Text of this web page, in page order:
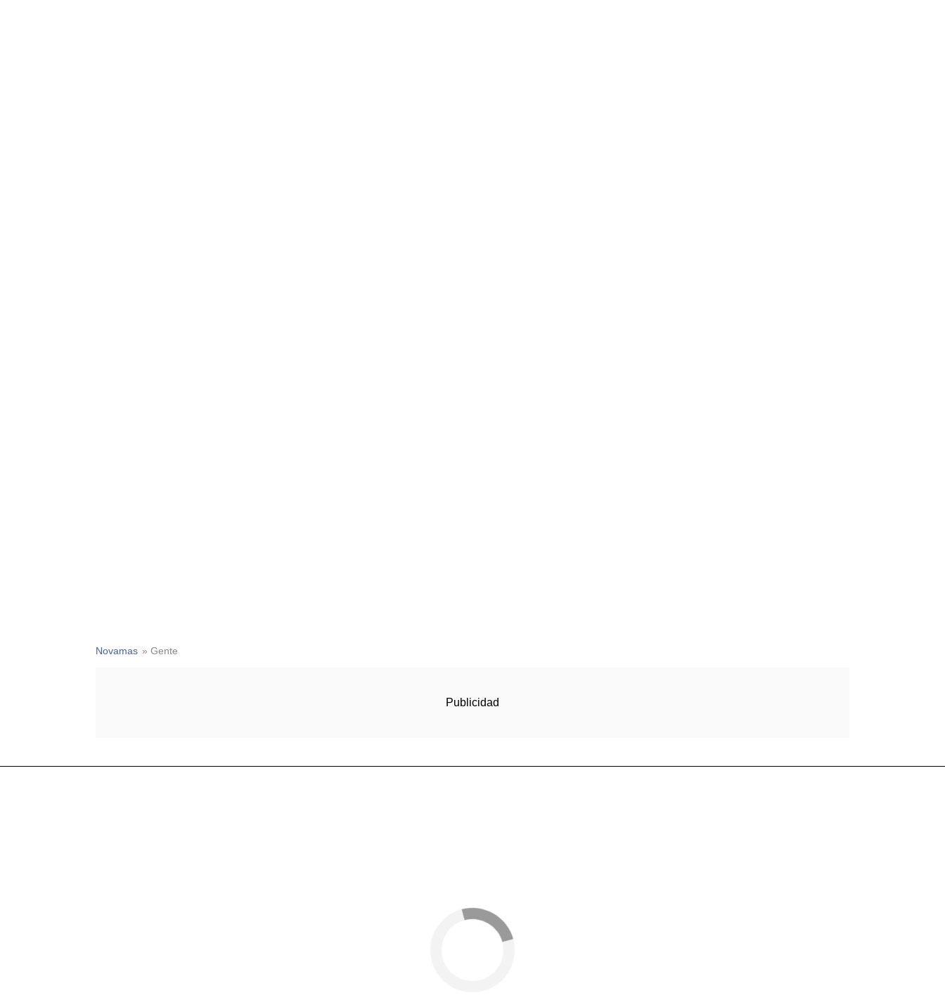
Novamas » Gente